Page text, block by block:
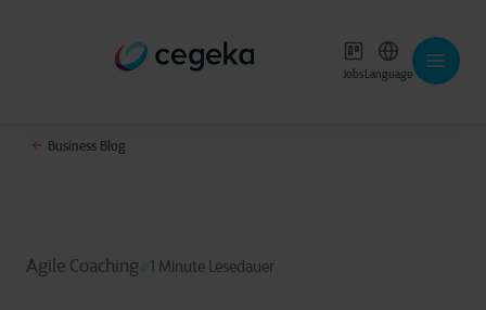
JobsLanguage
Business Blog
Agile Coaching 1 Minute Lesedauer